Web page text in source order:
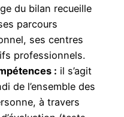
du bilan recueille
parcours
ses centres
professionnels.
: il s’agit
de l’ensemble des
à travers